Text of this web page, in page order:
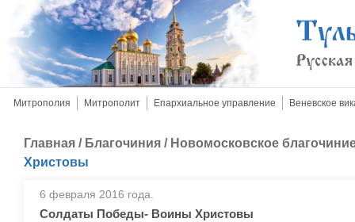
Митрополия Митрополит Епархиальное управление Веневское
Главная / Благочиния / Новомосковское
Христовы
6 февраля 2016 года.
Солдаты Победы- Воины Христовы